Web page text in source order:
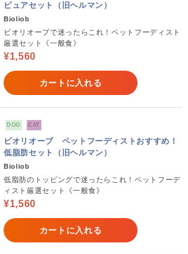
ピュアセット（旧ヘルマン）
Bioliob
ビオリオーブで迷ったらこれ！ペットフーディスト
厳選セット《一般食》
¥1,560
カートに入れる
DOG CAT
ビオリオーブ ペットフーディストおすすめ！
低脂肪セット（旧ヘルマン）
Bioliob
低脂肪のトッピングで迷ったらこれ！ペットフーデ
ィスト厳選セット《一般食》
¥1,560
カートに入れる